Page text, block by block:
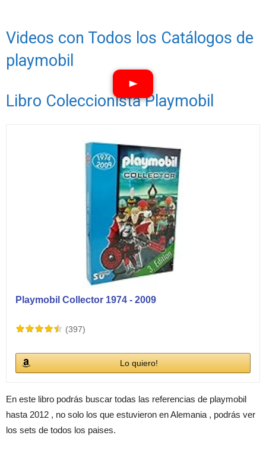
Videos con Todos los Catálogos de
playmobil
Libro Coleccionista Playmobil
Playmobil Collector 1974 - 2009
(397)
Lo quiero!
En este libro podrás buscar todas las referencias de playmobil
hasta 2012 , no solo los que estuvieron en Alemania , podrás ver
los sets de todos los paises.